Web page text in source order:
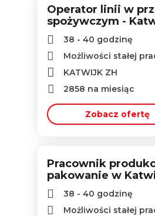
Operator linii w
spożywczym -
38 - 40 godzinę
Możliwości stałej
KATWIJK ZH
2858 na miesiąc
Zobacz ofertę
Pracownik
pakowanie w
38 - 40 godzinę
Możliwości stałej